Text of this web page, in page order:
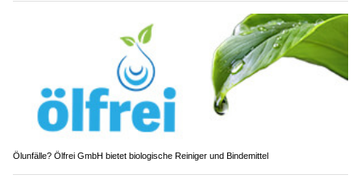
Ölunfälle? Ölfrei GmbH bietet biologische Reiniger und Bindemittel